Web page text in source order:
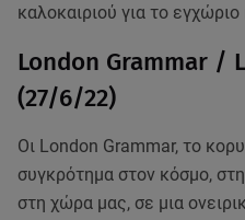
καλοκαιριού για το εγχώριο
London Grammar /
(27/6/22)
Οι London Grammar, το
συγκρότημα στον κόσμο,
στη χώρα μας, σε μια